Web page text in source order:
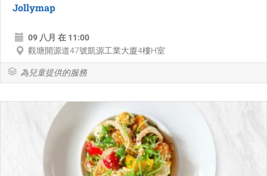
Jollymap
09 八月 在 11:00
觀塘開源道47號凱源工業大廈4樓H室
為兒童提供的服務